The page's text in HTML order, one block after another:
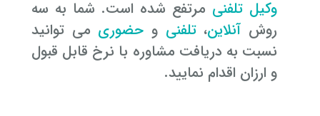
وکیل تلفنی مرتفع شده است. شما به سه
روش آنلاین،تلفنی و حضوری می توانید
نسبت به دریافت مشاوره با نرخ قابل قبول
و ارزان اقدام نمایید.